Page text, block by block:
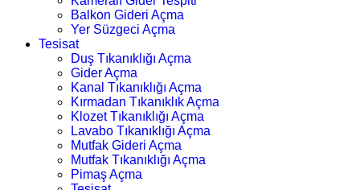
Balkon Gideri Açma
Yer Süzgeci Açma
Tesisat
Duş Tıkanıklığı Açma
Gider Açma
Kanal Tıkanıklığı Açma
Kırmadan Tıkanıklık Açma
Klozet Tıkanıklığı Açma
Lavabo Tıkanıklığı Açma
Mutfak Gideri Açma
Mutfak Tıkanıklığı Açma
Pimaş Açma